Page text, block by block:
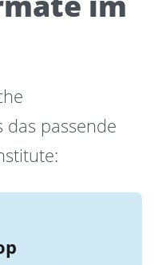
passende